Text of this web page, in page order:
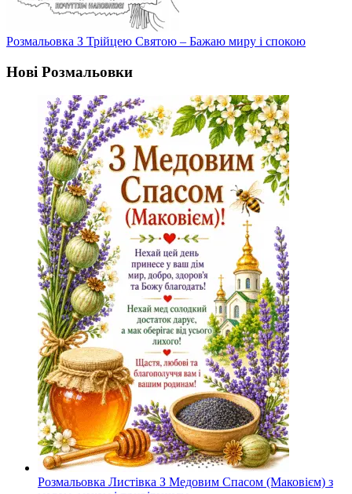
Розмальовка З Трійцею Святою – Бажаю миру і спокою
Нові Розмальовки
Розмальовка Листівка З Медовим Спасом (Маковієм) з